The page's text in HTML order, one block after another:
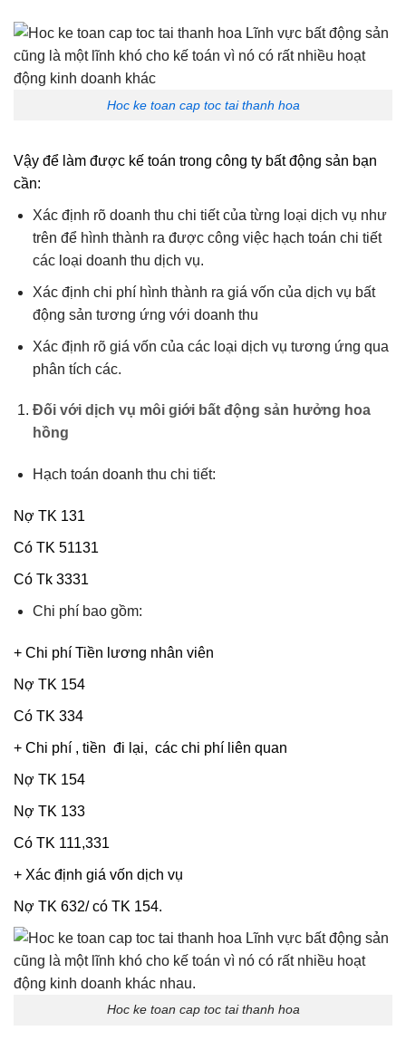
Hoc ke toan cap toc tai thanh hoa
Vậy để làm được kế toán trong công ty bất động sản bạn
cần:
Xác định rõ doanh thu chi tiết của từng loại dịch vụ như
trên để hình thành ra được công việc hạch toán chi tiết
các loại doanh thu dịch vụ.
Xác định chi phí hình thành ra giá vốn của dịch vụ bất
động sản tương ứng với doanh thu
Xác định rõ giá vốn của các loại dịch vụ tương ứng qua
phân tích các.
Đối với dịch vụ môi giới bất động sản hưởng hoa
hồng
Hạch toán doanh thu chi tiết:
Nợ TK 131
Có TK 51131
Có Tk 3331
Chi phí bao gồm:
+ Chi phí Tiền lương nhân viên
Nợ TK 154
Có TK 334
+ Chi phí , tiền đi lại, các chi phí liên quan
Nợ TK 154
Nợ TK 133
Có TK 111,331
+ Xác định giá vốn dịch vụ
Nợ TK 632/ có TK 154.
Hoc ke toan cap toc tai thanh hoa